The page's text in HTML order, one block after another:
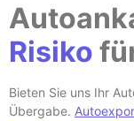
Risiko
Bieten Sie uns Ihr
Übergabe.